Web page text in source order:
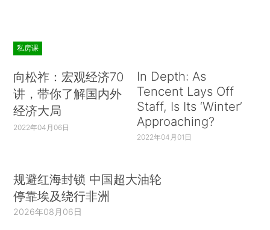
私房课
向松祚：宏观经济70
讲，带你了解国内外
经济大局
2022年04月06日
In Depth: As
Tencent Lays Off
Staff, Is Its ‘Winter’
Approaching?
2022年04月01日
规避红海封锁 中国超大油轮
停靠埃及绕行非洲
2026年08月06日